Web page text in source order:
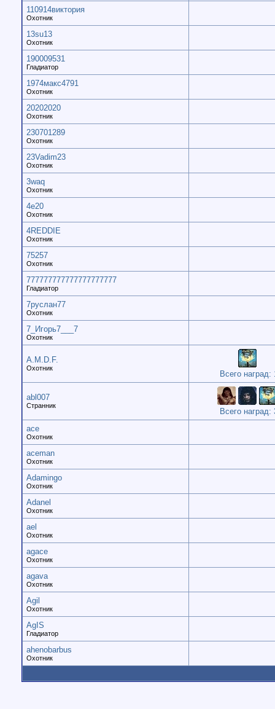
110914виктория
Охотник
13su13
Охотник
190009531
Гладиатор
1974макс4791
Охотник
20202020
Охотник
230701289
Охотник
23Vadim23
Охотник
3waq
Охотник
4e20
Охотник
4REDDIE
Охотник
75257
Охотник
777777777777777777777
Гладиатор
7руслан77
Охотник
7_Игорь7___7
Охотник
A.M.D.F.
Охотник
Всего наград:
abl007
Странник
Всего наград:
ace
Охотник
aceman
Охотник
Adamingo
Охотник
Adanel
Охотник
ael
Охотник
agace
Охотник
agava
Охотник
Agil
Охотник
AgIS
Гладиатор
ahenobarbus
Охотник